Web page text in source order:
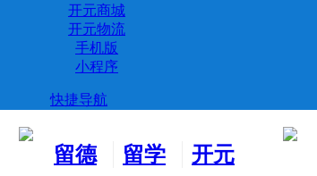
开元商城
开元物流
手机版
小程序
快捷导航
留德
留学
开元